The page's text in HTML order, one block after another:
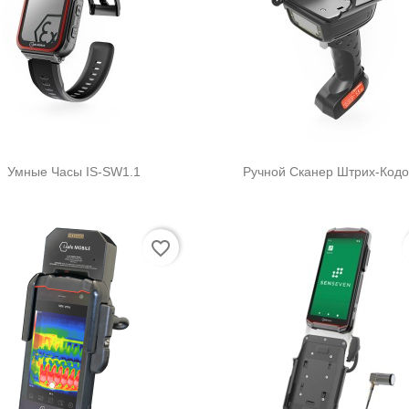
Быстрый просмотр
Умные Часы IS-SW1.1 Быстрый
Ручной Сканер Штрих-
favorite_border